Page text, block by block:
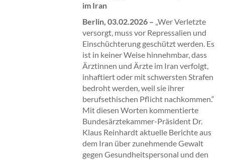
im Iran
Berlin, 03.02.2026 – „Wer Verletzte
versorgt, muss vor Repressalien und
Einschüchterung geschützt werden. Es
ist in keiner Weise hinnehmbar, dass
Ärztinnen und Ärzte im Iran verfolgt,
inhaftiert oder mit schwersten Strafen
bedroht werden, weil sie ihrer
berufsethischen Pflicht nachkommen.“
Mit diesen Worten kommentierte
Bundesärztekammer-Präsident Dr.
Klaus Reinhardt aktuelle Berichte aus
dem Iran über zunehmende Gewalt
gegen Gesundheitspersonal und den